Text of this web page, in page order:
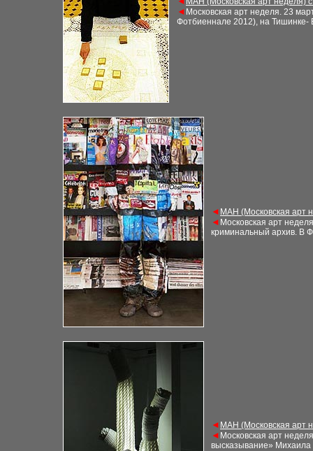
◄ Московская арт неделя. 23
Фотбиеннале 2012), на
◄ МАН (Московская арт
◄ Московская арт неделя
криминальный архив. В
◄ МАН (Московская арт
◄ Московская арт неделя
высказывание»